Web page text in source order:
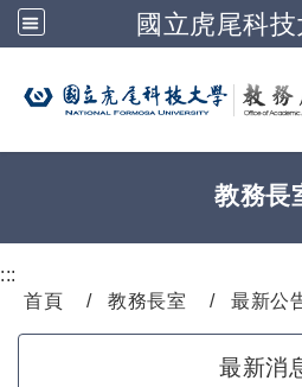
國立虎尾科
跳到主要
教務長
:::
首頁
教務長室 最新公
最新消